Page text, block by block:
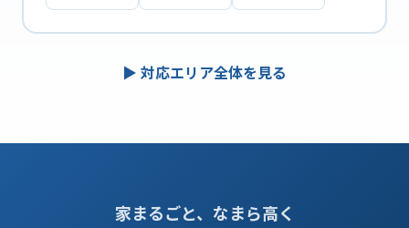
▶ 対応エリア全体を見る
家まるごと、なまら高く